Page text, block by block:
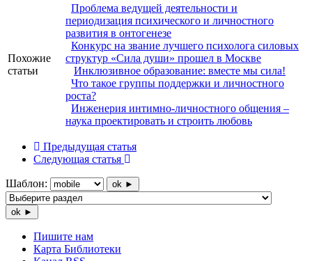
Похожие
статьи
Проблема ведущей деятельности и
периодизация психического и личностного
развития в онтогенезе
Конкурс на звание лучшего психолога силовых
структур «Сила души» прошел в Москве
Инклюзивное образование: вместе мы сила!
Что такое группы поддержки и личностного
роста?
Инженерия интимно-личностного общения –
наука проектировать и строить любовь
Предыдущая статья
Следующая статья
Шаблон: ok ►
ok ►
Пишите нам
Карта Библиотеки